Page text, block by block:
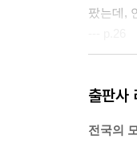
팠는데,
팔랑 흔
--- p.28
출판사
전국의